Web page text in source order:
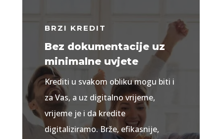
BRZI KREDIT
Bez dokumentacije uz
minimalne uvjete
Krediti u svakom obliku mogu biti i
za Vas, a uz digitalno vrijeme,
vrijeme je i da kredite
digitaliziramo. Brže, efikasnije,